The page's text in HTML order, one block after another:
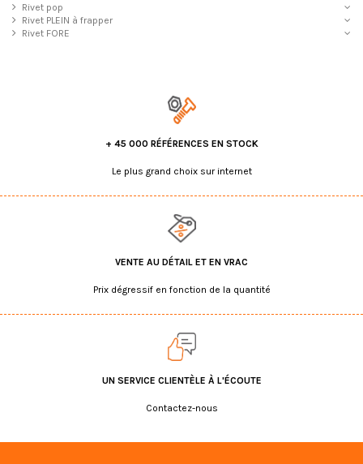
Rivet pop
Rivet PLEIN à frapper
Rivet FORE
+ 45 000 RÉFÉRENCES EN STOCK
Le plus grand choix sur internet
VENTE AU DÉTAIL ET EN VRAC
Prix dégressif en fonction de la quantité
UN SERVICE CLIENTÈLE À L'ÉCOUTE
Contactez-nous